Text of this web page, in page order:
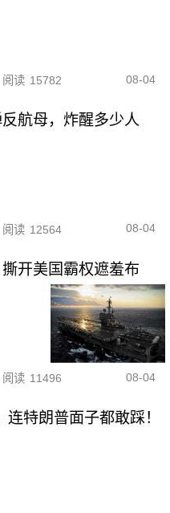
阅读 15782 08-04
航母，炸醒多少人
阅读 12564 08-04
开美国霸权遮羞布
阅读 11496 08-04
特朗普面子都敢踩！